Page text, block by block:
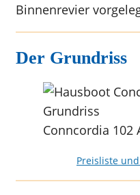
Binnenrevier
Der Grundriss
Conncordia 102
Preisliste